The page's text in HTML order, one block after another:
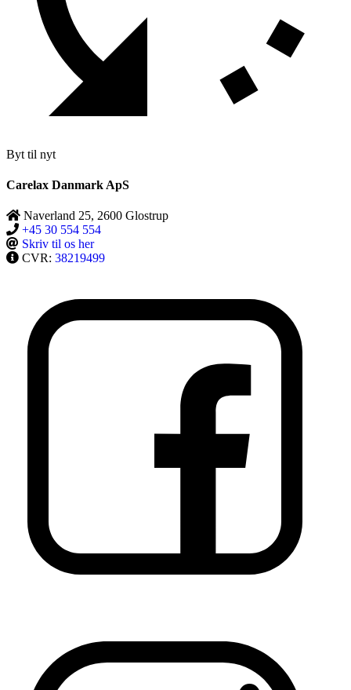
Byt til nyt
Carelax Danmark ApS
Naverland 25, 2600 Glostrup
+45 30 554 554
Skriv til os her
CVR: 38219499